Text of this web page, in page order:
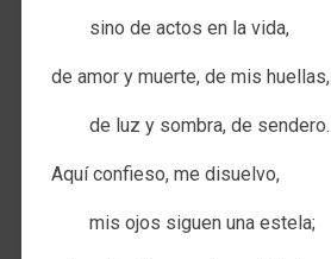
sino de actos en la vida,
de amor y muerte, de mis huellas,
de luz y sombra, de sendero.
Aquí confieso, me disuelvo,
mis ojos siguen una estela;